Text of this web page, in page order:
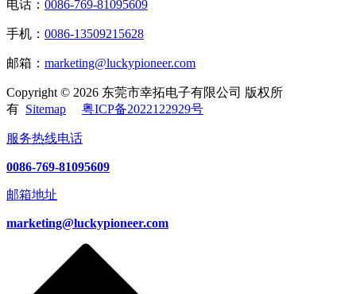
电话： 0086-769-81095609
手机： 0086-13509215628
邮箱： marketing@luckypioneer.com
Copyright © 2026 东莞市幸拓电子有限公司 版权所
有 Sitemap 粤ICP备2022122929号
服务热线电话
0086-769-81095609
邮箱地址
marketing@luckypioneer.com